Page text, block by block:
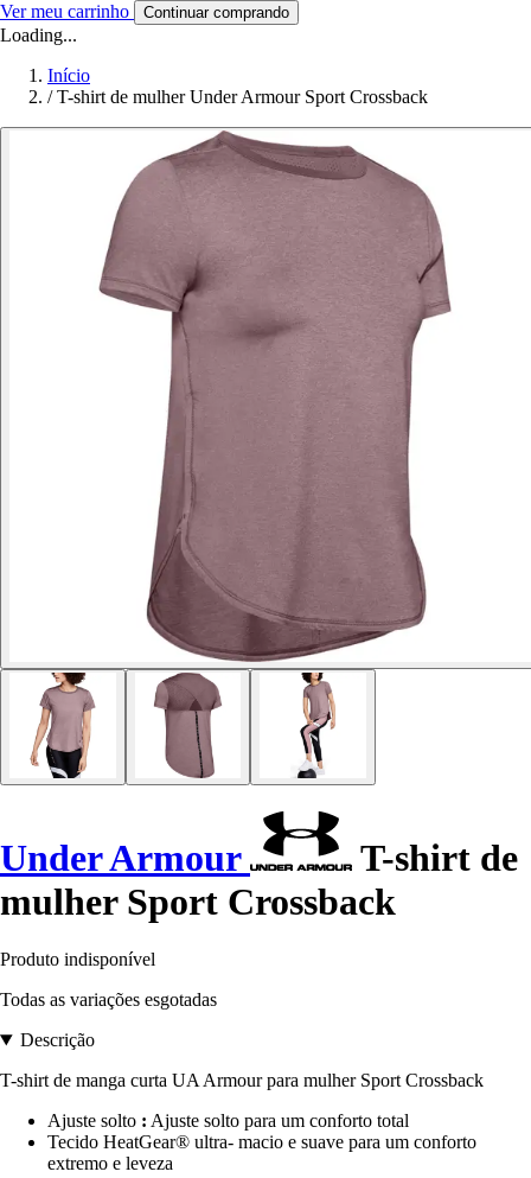
Ver meu carrinho Continuar comprando
Loading...
Início
/ T-shirt de mulher Under Armour Sport Crossback
Under Armour
T-shirt de
mulher Sport Crossback
Produto indisponível
Todas as variações esgotadas
Descrição
T-shirt de manga curta UA Armour para mulher Sport Crossback
Ajuste solto : Ajuste solto para um conforto total
Tecido HeatGear® ultra- macio e suave para um conforto
extremo e leveza